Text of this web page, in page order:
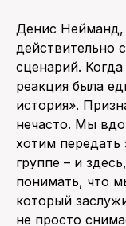
Денис Нейманд,
действительно
сценарий.
реакция была
история».
нечасто. Мы
хотим передать
группе – и
понимать, что
который
не просто